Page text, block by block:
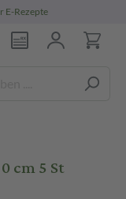
E-Rezepte
cm 5 St